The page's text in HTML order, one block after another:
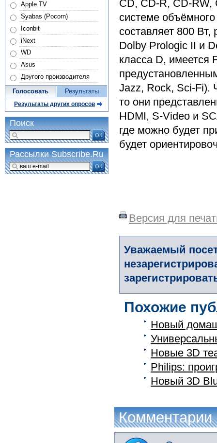
CD, CD-R, CD-RW,
системе
составляет 800
Dolby Prologic II и
класса D, имеется
Jazz, Rock, Sci-Fi).
то они
HDMI, S-Video и
где можно будет
будет
Версия для
Уважаемый
Похожие
Новый
Новые 3D
Philips:
Новый 3D
Комментарии
Apple TV
Syabas (Pocorn)
Iconbit
iNext
WD
Asus
Другого производителя
Голосовать Результаты
Результаты других опросов
Поиск
ОК
Рассылки Subscribe.Ru
ОК